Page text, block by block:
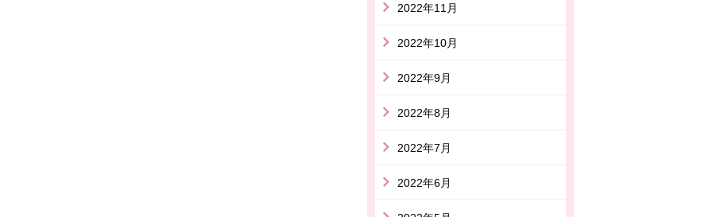
2022年11月
2022年10月
2022年9月
2022年8月
2022年7月
2022年6月